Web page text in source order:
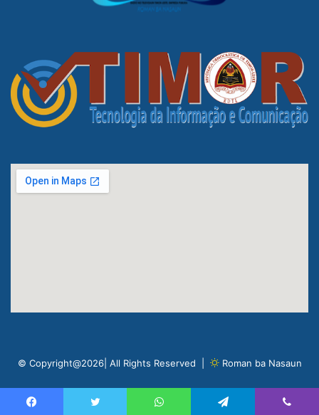
© Copyright@2026| All Rights Reserved | Roman ba Nasaun